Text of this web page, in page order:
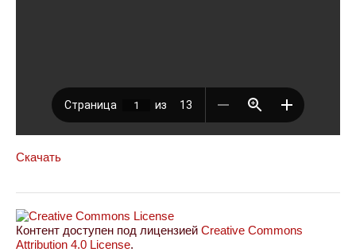
Скачать
Контент доступен под лицензией Creative Commons
Attribution 4.0 License.